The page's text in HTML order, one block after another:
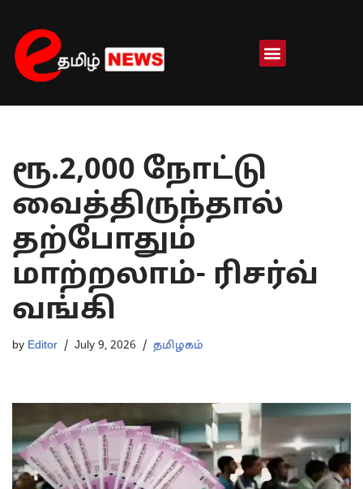
Skip
to
content
ரூ.2,000 நோட்டு
வைத்திருந்தால்
தற்போதும்
மாற்றலாம்- ரிசர்வ்
வங்கி
by Editor July 9, 2026 தமிழகம்